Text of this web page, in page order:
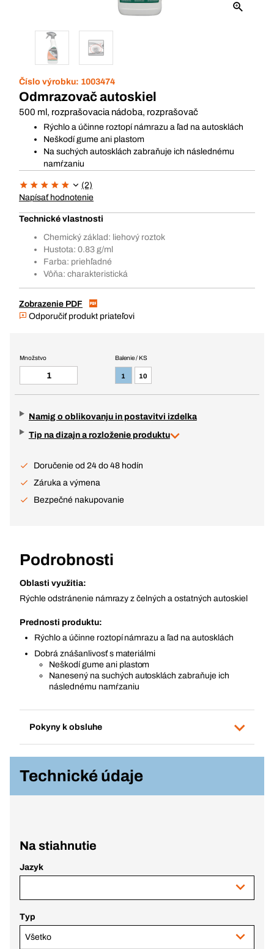
Číslo výrobku: 1003474
Odmrazovač autoskiel
500 ml, rozprašovacia nádoba, rozprašovač
Rýchlo a účinne roztopí námrazu a ľad na autosklách
Neškodí gume ani plastom
Na suchých autosklách zabraňuje ich následnému
namŕzaniu
(2)
Napísať hodnotenie
Technické vlastnosti
Chemický základ: liehový roztok
Hustota: 0.83 g/ml
Farba: priehľadné
Vôňa: charakteristická
Zobrazenie PDF
Odporučiť produkt priateľovi
Balenie / KS
1 10
Množstvo
Namig o oblikovanju in postavitvi izdelka
Tip na dizajn a rozloženie produktu
Doručenie od 24 do 48 hodín
Záruka a výmena
Bezpečné nakupovanie
Podrobnosti
Oblasti využitia:
Rýchle odstránenie námrazy z čelných a ostatných autoskiel
Prednosti produktu:
Rýchlo a účinne roztopí námrazu a ľad na autosklách
Dobrá znášanlivosť s materiálmi
Neškodí gume ani plastom
Nanesený na suchých autosklách zabraňuje ich
následnému namŕzaniu
Pokyny k obsluhe
Technické údaje
Na stiahnutie
Jazyk
Typ
Všetko